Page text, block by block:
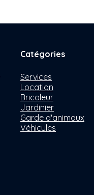
Catégories
Services
Location
Bricoleur
Jardinier
Garde d'animaux
Véhicules